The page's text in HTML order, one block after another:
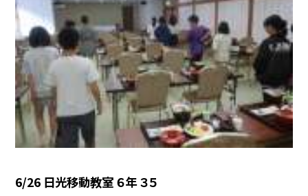
6/26 日光移動教室 ６年 ３５